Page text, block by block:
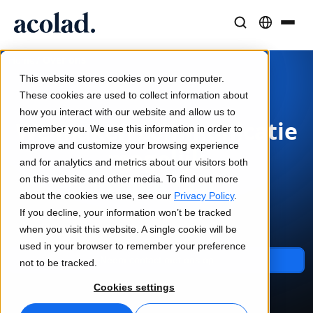
This website stores cookies on your computer.
These cookies are used to collect information about
how you interact with our website and allow us to
remember you. We use this information in order to
improve and customize your browsing experience
and for analytics and metrics about our visitors both
on this website and other media. To find out more
about the cookies we use, see our Privacy Policy.
If you decline, your information won’t be tracked
when you visit this website. A single cookie will be
used in your browser to remember your preference
not to be tracked.
Cookies settings
Vertaling
AI-snelheid, menselijke precisie
Tolken
Naadloze communicatie, overal
Media en Entertainment
Breng verhalen naar elk scherm
Consulting & Outsourcing
Lia Translate
Directe, merkconsistente vertalingen
Lia Live
Tolken in een nieuw jasje
Vertaal-API's en -connectors
Eenvoudige workflow-integratie
AI-tolktechnologie
Succesverhalen
Echte resultaten van onze klanten
Blogartikelen
Expertinzichten over wereldwijde content
Ebooks
Uitgebreide gidsen en strategieën
Webinars op aanvraag
Over Acolad
Duurzaamheid
Partners
Nieuws
We maken communicatie
mogelijk
in elke taal.
Dit zijn wij. Dit is Acolad.